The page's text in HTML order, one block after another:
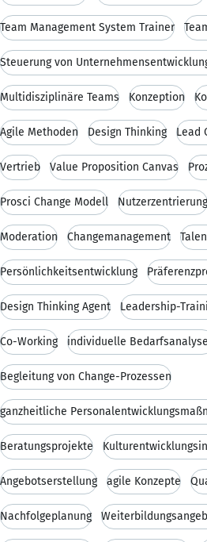
Team Management System Trainer
Multidisziplinäre Teams Konzeption
Agile Methoden Design Thinking Lead
Vertrieb Value Proposition Canvas
Prosci Change Modell Nutzerzentrierung
Moderation Changemanagement
Persönlichkeitsentwicklung
Design Thinking Agent Leadership-
Co-Working individuelle
Begleitung von Change-Prozessen
ganzheitliche
Beratungsprojekte
Angebotserstellung agile Konzepte
Nachfolgeplanung